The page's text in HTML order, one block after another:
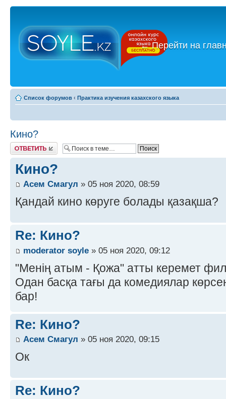
←Перейти на
Список форумов ‹ Практика изучения казахского языка
Кино?
Ответить
Кино?
Асем Смагул » 05 ноя 2020, 08:59
Қандай кино көруге болады қазақша?
Re: Кино?
moderator soyle » 05 ноя 2020, 09:12
"Менің атым - Қожа" атты керемет
Одан басқа тағы да комедиялар
бар!
Re: Кино?
Асем Смагул » 05 ноя 2020, 09:15
Ок
Re: Кино?